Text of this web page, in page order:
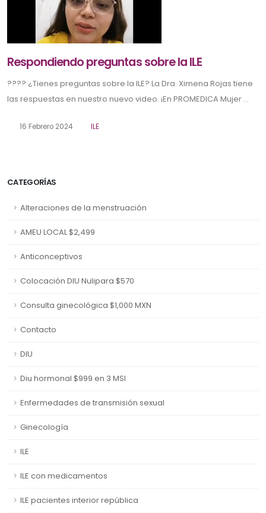
CATEGORÍAS
Alteraciones de la menstruación
AMEU LOCAL $2,499
Anticonceptivos
Colocación DIU Nulipara $570
Consulta ginecológica $1,000 MXN
Contacto
DIU
Diu hormonal $999 en 3 MSI
Enfermedades de transmisión sexual
Ginecología
ILE
ILE con medicamentos
ILE pacientes interior república
Respondiendo preguntas sobre la ILE
???? ¿Tienes preguntas sobre la ILE? La Dra. Ximena Rojas tiene
las respuestas en nuestro nuevo video. ¡En PROMEDICA Mujer ...
16 Febrero 2024 ILE